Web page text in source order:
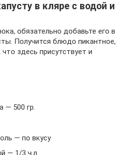
в кляре с водой и
обязательно добавьте его в
Получится блюдо пикантное,
здесь присутствует и
— 500 гр.
— по вкусу
— 1/3 ч.л.